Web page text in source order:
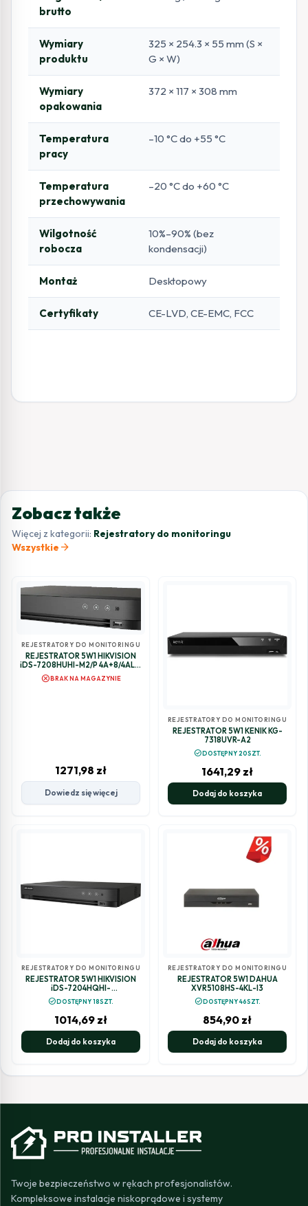
brutto
Wymiary
produktu
325 × 254.3 × 55 mm (S ×
G × W)
Wymiary
opakowania
372 × 117 × 308 mm
Temperatura
pracy
–10 °C do +55 °C
Temperatura
przechowywania
–20 °C do +60 °C
Wilgotność
robocza
10%–90% (bez
kondensacji)
Montaż Desktopowy
Certyfikaty CE-LVD, CE-EMC, FCC
Zobacz także
Więcej z kategorii: Rejestratory do monitoringu
Wszystkie arrow_forward
REJESTRATORY DO MONITORINGU
REJESTRATOR 5W1 HIKVISION
iDS-7208HUHI-M2/P 4A+8/4ALM
(C)
cancelBRAK NA MAGAZYNIE
1271,98 zł
Dowiedz się więcej
REJESTRATORY DO MONITORINGU
REJESTRATOR 5W1 KENIK KG-
7318UVR-A2
check_circleDOSTĘPNY 20SZT.
1641,29 zł
Dodaj do koszyka
REJESTRATORY DO MONITORINGU
REJESTRATOR 5W1 HIKVISION
iDS-7204HQHI-
M1/XT(STD)/4A+4/1ALM
check_circleDOSTĘPNY 18SZT.
1014,69 zł
Dodaj do koszyka
REJESTRATORY DO MONITORINGU
REJESTRATOR 5W1 DAHUA
XVR5108HS-4KL-I3
check_circleDOSTĘPNY 46SZT.
854,90 zł
Dodaj do koszyka
Twoje bezpieczeństwo w rękach profesjonalistów.
Kompleksowe instalacje niskoprądowe i systemy